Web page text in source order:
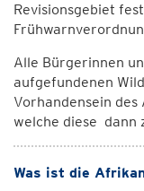
Revisionsgebiet
Alle Bürgerinnen
aufgefundenen
Vorhandensein
welche diese dann
Was ist die